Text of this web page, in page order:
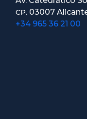
CP. 03007
+34 965 36 21 00